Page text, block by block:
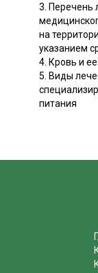
3. Перечень
на
указанием
4. Кровь и
5. Виды
питания